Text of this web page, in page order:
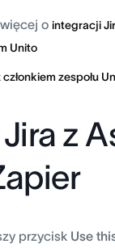
o integracji
Unito
zespołu
Jira z
przycisk Use